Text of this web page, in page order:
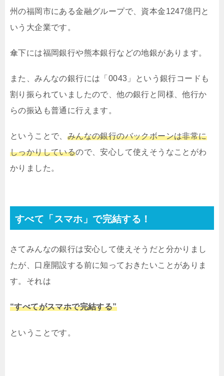
州の福岡市にある金融グループで、資本金1247億円と
いう大企業です。
傘下には福岡銀行や熊本銀行などの地銀があります。
また、みんなの銀行には「0043」という銀行コードも
割り振られていましたので、他の銀行と同様、他行か
らの振込も普通に行えます。
ということで、 みんなの銀行のバックボーンは非常に
しっかりしているので、安心して使えそうなことがわ
かりました。
すべて「スマホ」で完結する！
さてみんなの銀行は安心して使えそうだと分かりまし
たが、口座開設する前に知っておきたいことがありま
す。それは
“すべてがスマホで完結する”
ということです。